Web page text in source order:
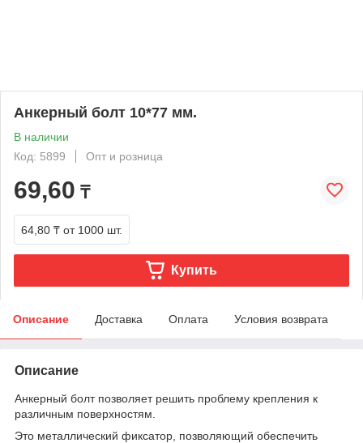
Анкерный болт 10*77 мм.
В наличии
Код: 5899
Опт и розница
69,60 ₸
64,80 ₸ от 1000 шт.
Купить
Описание Доставка Оплата Условия возврата
Описание
Анкерный болт позволяет решить проблему крепления к
различным поверхностям.
Это металлический фиксатор, позволяющий обеспечить